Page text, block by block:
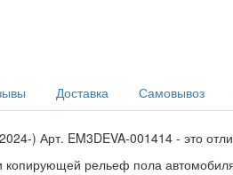
Доставка Самовывоз
) Арт. EM3DEVA-001414 - это
копирующей рельеф пола